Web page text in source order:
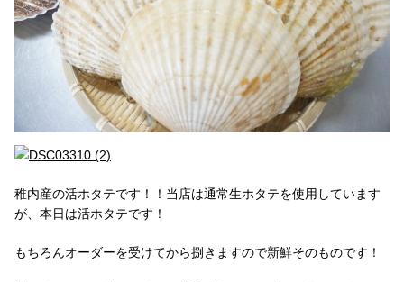
稚内産の活ホタテです！！当店は通常生ホタテを使用しています
が、本日は活ホタテです！
もちろんオーダーを受けてから捌きますので新鮮そのものです！